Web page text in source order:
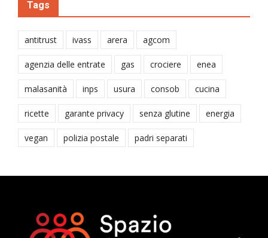
Tags
antitrust ivass arera agcom
agenzia delle entrate gas crociere enea
malasanità inps usura consob cucina
ricette garante privacy senza glutine energia
vegan polizia postale padri separati